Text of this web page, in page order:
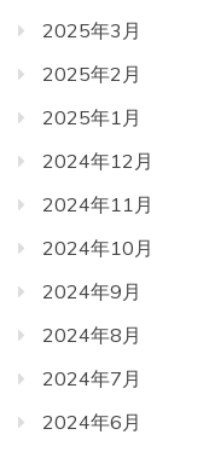
2025年3月
2025年2月
2025年1月
2024年12月
2024年11月
2024年10月
2024年9月
2024年8月
2024年7月
2024年6月